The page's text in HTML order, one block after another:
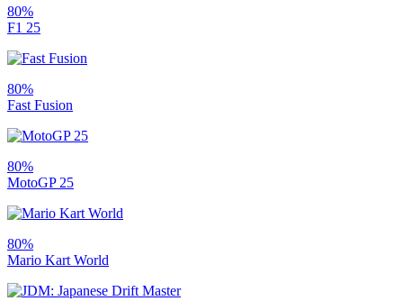
80%
F1 25
80%
Fast Fusion
80%
MotoGP 25
80%
Mario Kart World